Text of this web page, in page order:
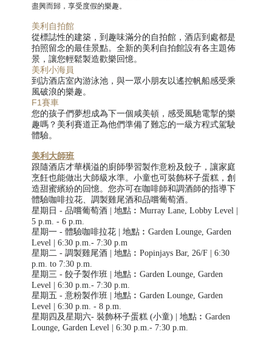
盡興而歸，享受度假的樂趣。
美利自拍館
從標誌性的建築，到趣味滿分的自拍館，酒店到處都是
拍照留念的最佳景點。全新的美利自拍館設有各主題佈
景，讓您輕鬆製造歡樂回憶。
美利小海員
到訪酒店室內游泳池，與一眾小朋友以遙控帆船感受乘
風破浪的樂趣。
F1賽車
您的孩子們夢想成為下一個咸美頓，感受風馳電掣的樂
趣嗎？美利賽道正為他們準備了難忘的一級方程式駕駛
體驗。
美利大師班
跟隨酒店才華橫溢的廚師學習製作意粉及餃子，讓家庭
烹飪也能做出大師級水準。小童也可裝飾杯子蛋糕，創
造甜蜜繽紛的回憶。您亦可在咖啡師和調酒師的指導下
體驗咖啡拉花、調製雞尾酒和品嚐葡萄酒。
星期日 -品嚐葡萄酒 |地點︰Murray Lane, Lobby Level |
5 p.m. - 6 p.m.
星期一 -體驗咖啡拉花 |地點︰Garden Lounge, Garden
Level | 6:30 p.m.- 7:30 p.m
星期二 -調製雞尾酒 | 地點︰Popinjays Bar, 26/F | 6:30
p.m. to 7:30 p.m.
星期三 -餃子製作班 | 地點︰Garden Lounge, Garden
Level | 6:30 p.m.- 7:30 p.m.
星期五 -意粉製作班 | 地點︰Garden Lounge, Garden
Level | 6:30 p.m. - 8 p.m.
星期四及星期六-裝飾杯子蛋糕 (小童) |地點︰Garden
Lounge, Garden Level | 6:30 p.m.- 7:30 p.m.